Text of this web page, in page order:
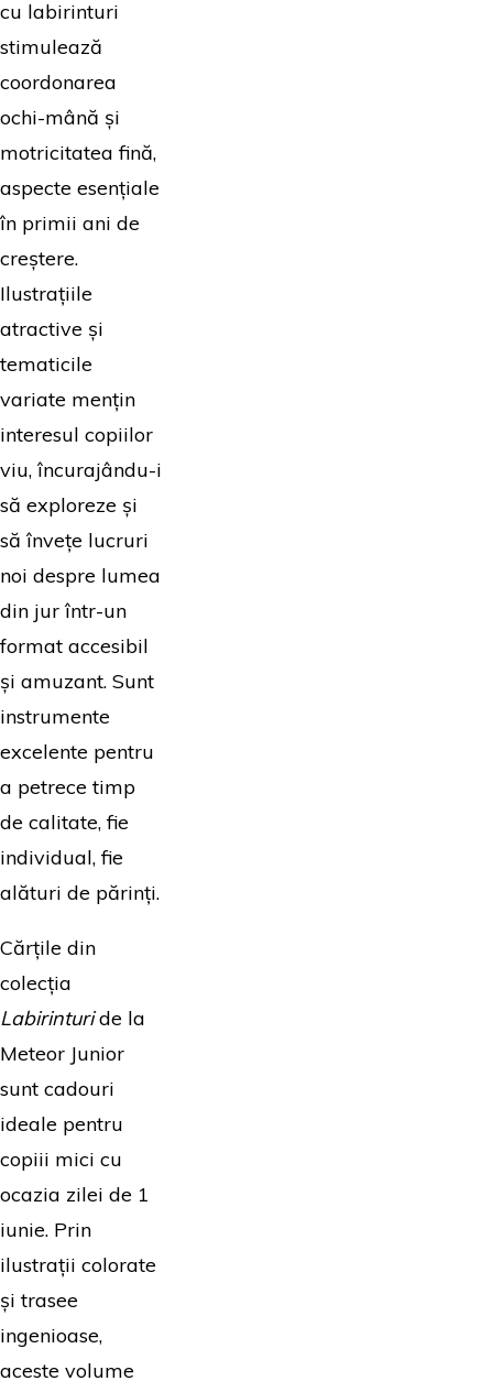
cu labirinturi
stimulează
coordonarea
ochi-mână și
motricitatea fină,
aspecte esențiale
în primii ani de
creștere.
Ilustrațiile
atractive și
tematicile
variate mențin
interesul copiilor
viu, încurajându-i
să exploreze și
să învețe lucruri
noi despre lumea
din jur într-un
format accesibil
și amuzant. Sunt
instrumente
excelente pentru
a petrece timp
de calitate, fie
individual, fie
alături de părinți.
Cărțile din
colecția
Labirinturide la
Meteor Junior
sunt cadouri
ideale pentru
copiii mici cu
ocazia zilei de 1
iunie. Prin
ilustrații colorate
și trasee
ingenioase,
aceste volume